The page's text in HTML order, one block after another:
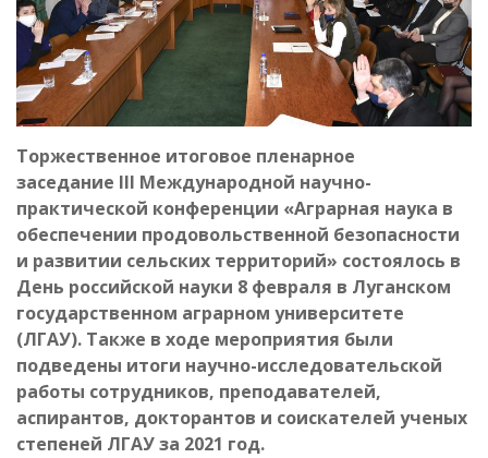
Торжественное итоговое пленарное
заседание III Международной научно-
практической конференции «Аграрная наука в
обеспечении продовольственной безопасности
и развитии сельских территорий» состоялось в
День российской науки 8 февраля в Луганском
государственном аграрном университете
(ЛГАУ). Также в ходе мероприятия были
подведены итоги научно-исследовательской
работы сотрудников, преподавателей,
аспирантов, докторантов и соискателей ученых
степеней ЛГАУ за 2021 год.